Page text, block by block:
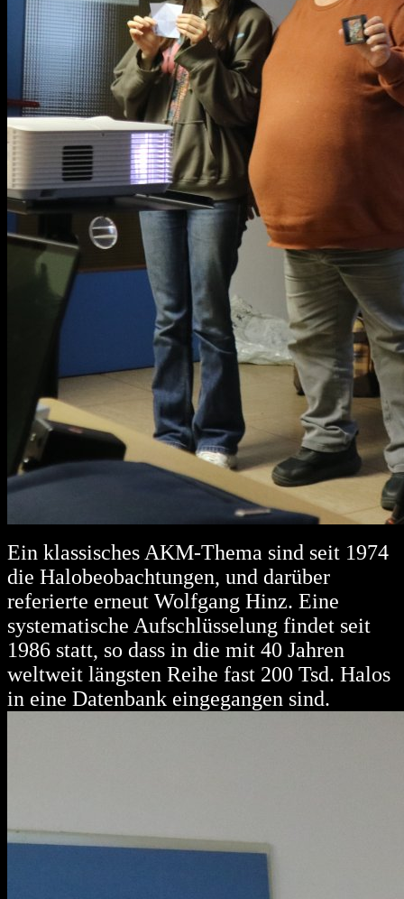
Ein klassisches AKM-Thema sind seit 1974
die Halobeobachtungen, und darüber
referierte erneut Wolfgang Hinz. Eine
systematische Aufschlüsselung findet seit
1986 statt, so dass in die mit 40 Jahren
weltweit längsten Reihe fast 200 Tsd. Halos
in eine Datenbank eingegangen sind.